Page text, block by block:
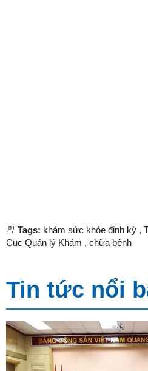
Tags: khám sức khỏe định kỳ ,
Cục Quản lý Khám , chữa bệnh
Tin tức nổi